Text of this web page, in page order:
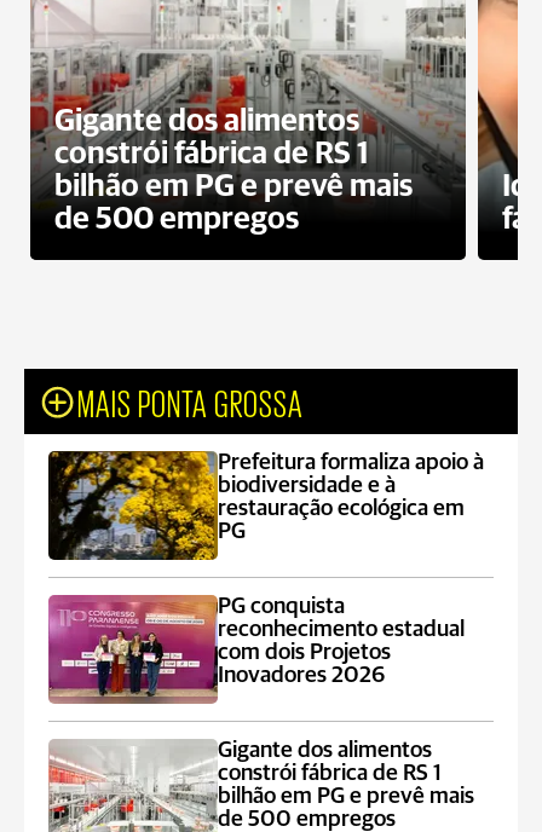
Gigante dos alimentos
constrói fábrica de RS 1
bilhão em PG e prevê mais
de 500 empregos
MAIS PONTA GROSSA
Prefeitura formaliza apoio à
biodiversidade e à
restauração ecológica em
PG
PG conquista
reconhecimento estadual
com dois Projetos
Inovadores 2026
Gigante dos alimentos
constrói fábrica de RS 1
bilhão em PG e prevê mais
de 500 empregos